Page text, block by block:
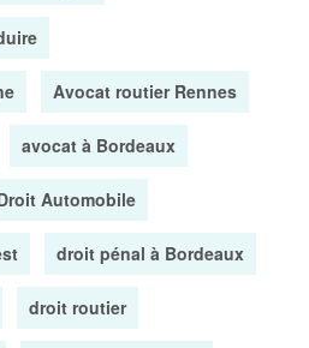
Avocat routier Rennes
avocat à Bordeaux
Automobile
droit pénal à Bordeaux
droit routier